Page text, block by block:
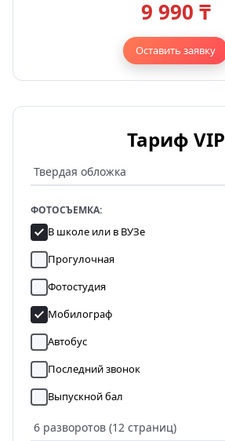
9 990 ₸
Оставить заявку
Тариф VIP
ФОТОСЪЕМКА:
В школе или в ВУЗе
Прогулочная
Фотостудия
Мобилограф
Автобус
Последний звонок
Выпускной бал